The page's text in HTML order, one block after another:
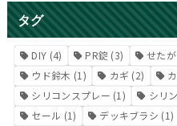
タグ
DIY (4) PR錠 (3) せた
ウド鈴木 (1) カギ (2)
シリコンスプレー (1) シリ
セール (1) デッキブラシ (1)